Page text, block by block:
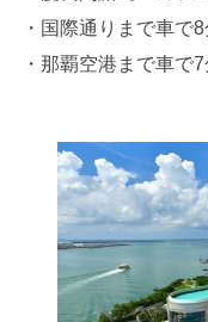
・国際通りまで車で8
・那覇空港まで車で7